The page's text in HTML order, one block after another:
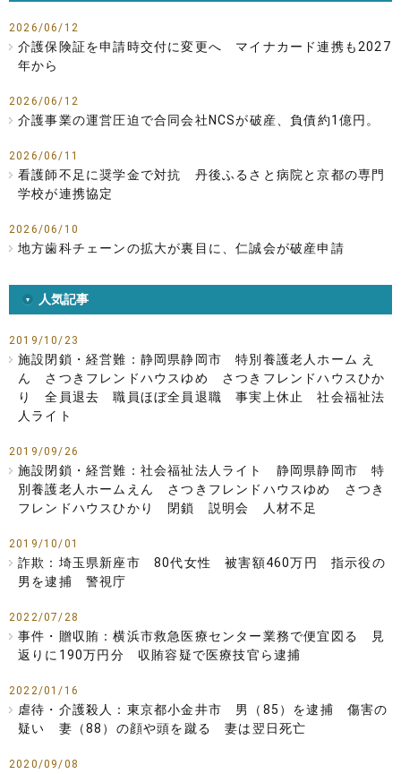
2026/06/12
介護保険証を申請時交付に変更へ マイナカード連携も2027
年から
2026/06/12
介護事業の運営圧迫で合同会社NCSが破産、負債約1億円。
2026/06/11
看護師不足に奨学金で対抗 丹後ふるさと病院と京都の専門
学校が連携協定
2026/06/10
地方歯科チェーンの拡大が裏目に、仁誠会が破産申請
人気記事
2019/10/23
施設閉鎖・経営難：静岡県静岡市 特別養護老人ホーム え
ん さつきフレンドハウスゆめ さつきフレンドハウスひか
り 全員退去 職員ほぼ全員退職 事実上休止 社会福祉法
人ライト
2019/09/26
施設閉鎖・経営難：社会福祉法人ライト 静岡県静岡市 特
別養護老人ホームえん さつきフレンドハウスゆめ さつき
フレンドハウスひかり 閉鎖 説明会 人材不足
2019/10/01
詐欺：埼玉県新座市 80代女性 被害額460万円 指示役の
男を逮捕 警視庁
2022/07/28
事件・贈収賄：横浜市救急医療センター業務で便宜図る 見
返りに190万円分 収賄容疑で医療技官ら逮捕
2022/01/16
虐待・介護殺人：東京都小金井市 男（85）を逮捕 傷害の
疑い 妻（88）の顔や頭を蹴る 妻は翌日死亡
2020/09/08